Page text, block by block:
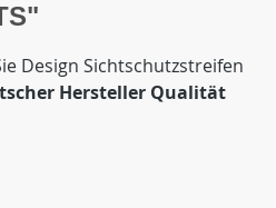
Design Sichtschutzstreifen
Hersteller Qualität